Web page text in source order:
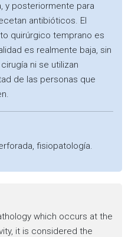
y posteriormente para
antibióticos. El
quirúrgico temprano es
es realmente baja, sin
ni se utilizan
de las personas que
fisiopatología.
which occurs at the
it is considered the